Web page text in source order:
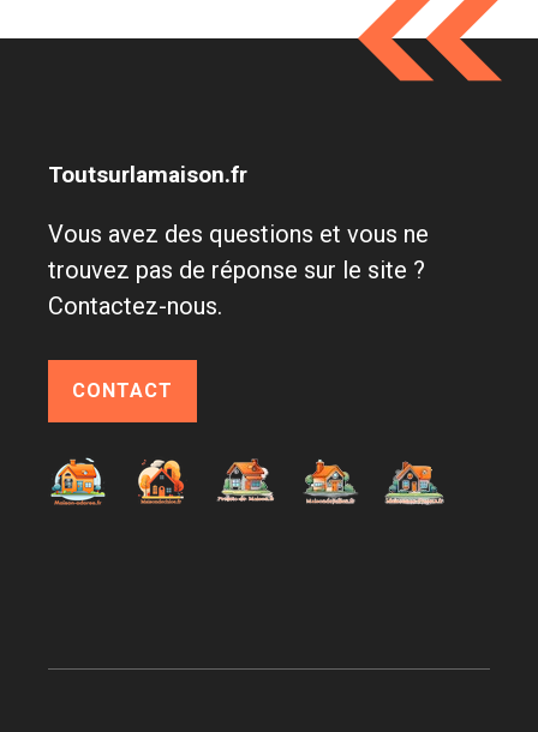
Toutsurlamaison.fr
Vous avez des questions et vous ne
trouvez pas de réponse sur le site ?
Contactez-nous.
CONTACT